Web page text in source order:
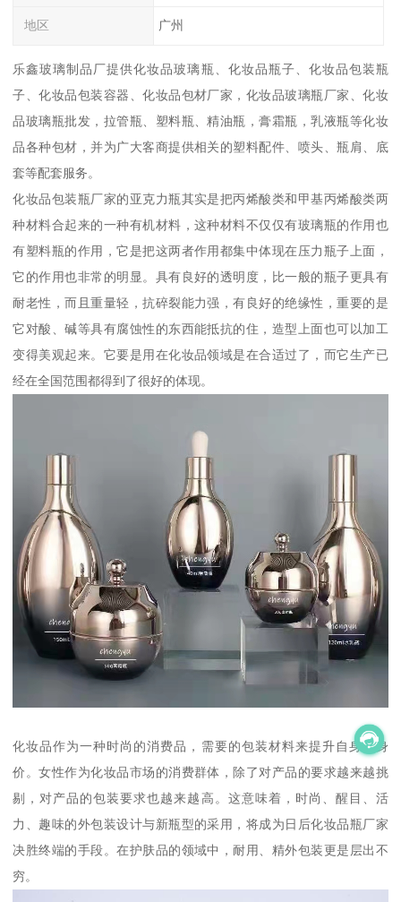
地区 广州
乐鑫玻璃制品厂提供化妆品玻璃瓶、化妆品瓶子、化妆品包装瓶
子、化妆品包装容器、化妆品包材厂家，化妆品玻璃瓶厂家、化妆
品玻璃瓶批发，拉管瓶、塑料瓶、精油瓶，膏霜瓶，乳液瓶等化妆
品各种包材，并为广大客商提供相关的塑料配件、喷头、瓶肩、底
套等配套服务。
化妆品包装瓶厂家的亚克力瓶其实是把丙烯酸类和甲基丙烯酸类两
种材料合起来的一种有机材料，这种材料不仅仅有玻璃瓶的作用也
有塑料瓶的作用，它是把这两者作用都集中体现在压力瓶子上面，
它的作用也非常的明显。具有良好的透明度，比一般的瓶子更具有
耐老性，而且重量轻，抗碎裂能力强，有良好的绝缘性，重要的是
它对酸、碱等具有腐蚀性的东西能抵抗的住，造型上面也可以加工
变得美观起来。它要是用在化妆品领域是在合适过了，而它生产已
经在全国范围都得到了很好的体现。
化妆品作为一种时尚的消费品，需要的包装材料来提升自身的身
价。女性作为化妆品市场的消费群体，除了对产品的要求越来越挑
剔，对产品的包装要求也越来越高。这意味着，时尚、醒目、活
力、趣味的外包装设计与新瓶型的采用，将成为日后化妆品瓶厂家
决胜终端的手段。在护肤品的领域中，耐用、精外包装更是层出不
穷。